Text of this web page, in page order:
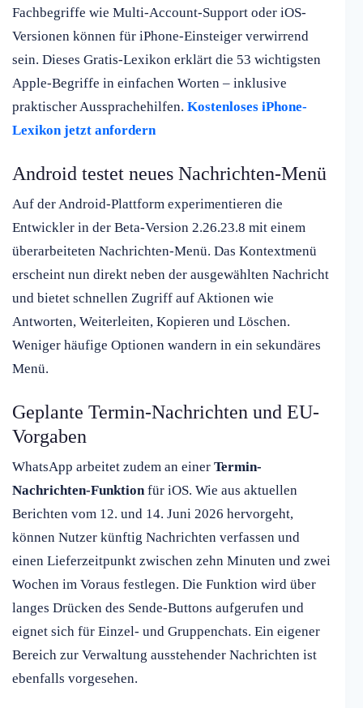
Fachbegriffe wie Multi-Account-Support oder iOS-
Versionen können für iPhone-Einsteiger verwirrend
sein. Dieses Gratis-Lexikon erklärt die 53 wichtigsten
Apple-Begriffe in einfachen Worten – inklusive
praktischer Aussprachehilfen. Kostenloses iPhone-
Lexikon jetzt anfordern
Android testet neues Nachrichten-Menü
Auf der Android-Plattform experimentieren die
Entwickler in der Beta-Version 2.26.23.8 mit einem
überarbeiteten Nachrichten-Menü. Das Kontextmenü
erscheint nun direkt neben der ausgewählten Nachricht
und bietet schnellen Zugriff auf Aktionen wie
Antworten, Weiterleiten, Kopieren und Löschen.
Weniger häufige Optionen wandern in ein sekundäres
Menü.
Geplante Termin-Nachrichten und EU-
Vorgaben
WhatsApp arbeitet zudem an einer Termin-
Nachrichten-Funktion für iOS. Wie aus aktuellen
Berichten vom 12. und 14. Juni 2026 hervorgeht,
können Nutzer künftig Nachrichten verfassen und
einen Lieferzeitpunkt zwischen zehn Minuten und zwei
Wochen im Voraus festlegen. Die Funktion wird über
langes Drücken des Sende-Buttons aufgerufen und
eignet sich für Einzel- und Gruppenchats. Ein eigener
Bereich zur Verwaltung ausstehender Nachrichten ist
ebenfalls vorgesehen.